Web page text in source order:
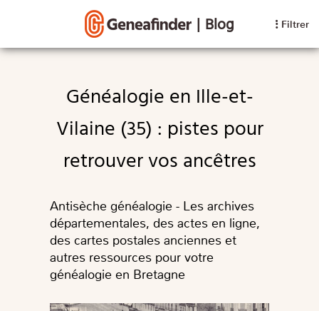
| Blog Filtrer
Généalogie en Ille-et-
Vilaine (35) : pistes pour
retrouver vos ancêtres
Antisèche généalogie - Les archives
départementales, des actes en ligne,
des cartes postales anciennes et
autres ressources pour votre
généalogie en Bretagne